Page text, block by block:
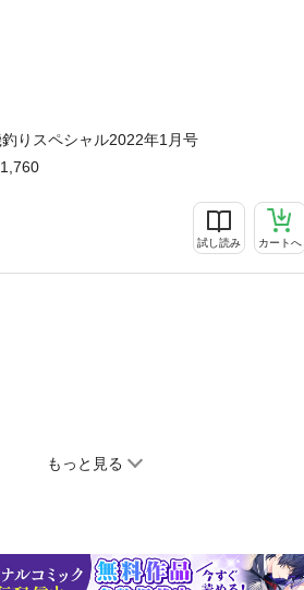
りスペシャル2022年1月号
1,760
試し読み カートへ
もっと見る